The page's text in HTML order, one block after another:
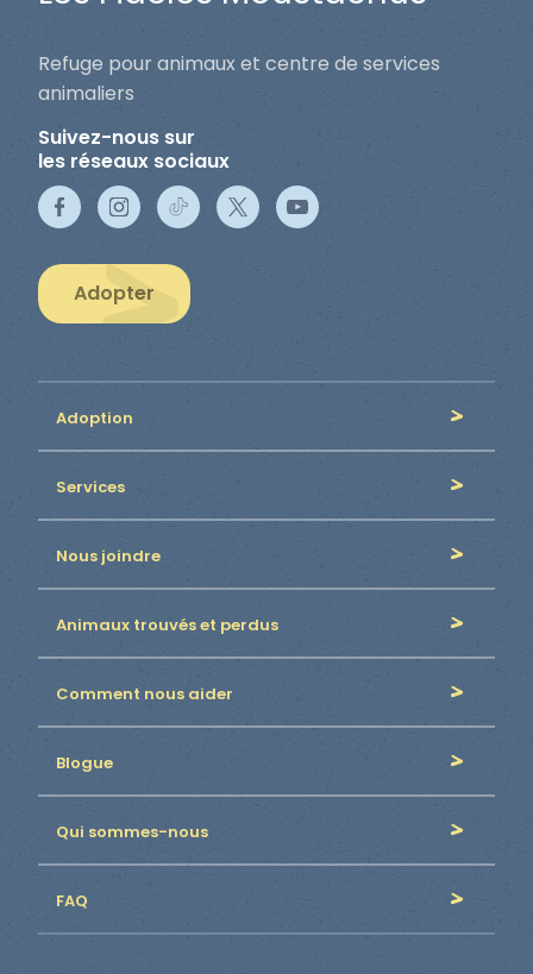
Refuge pour animaux et centre de services
animaliers
Suivez-nous sur
les réseaux sociaux
Adopter
Adoption
Services
Nous joindre
Animaux trouvés et perdus
Comment nous aider
Blogue
Qui sommes-nous
FAQ